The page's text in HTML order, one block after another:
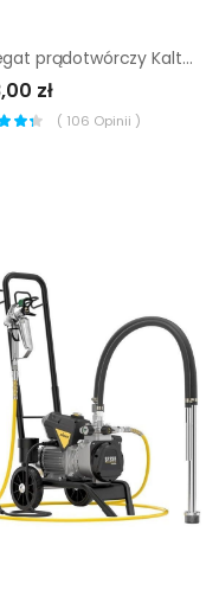
Agregat prądotwórczy Kaltmann K-PGB2500 EU5
zł
( 106 Opinii )